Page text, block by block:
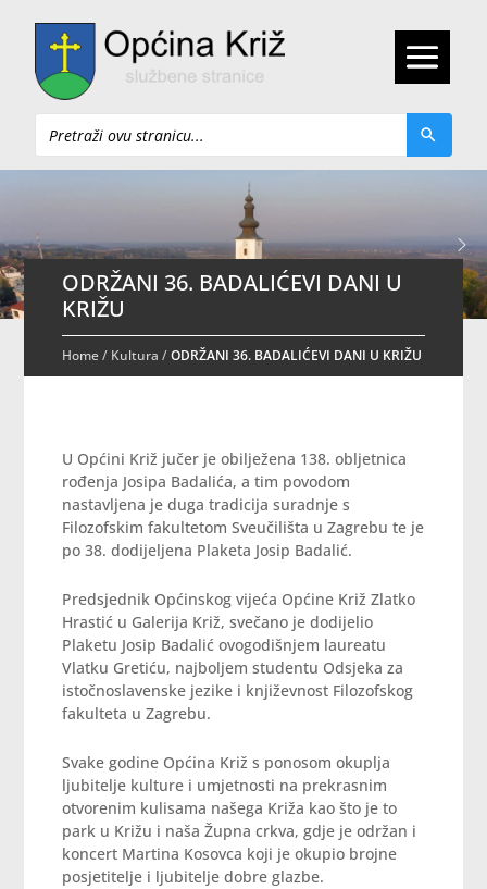
Pretraži
ODRŽANI 36. BADALIĆEVI DANI U
KRIŽU
Home/ Kultura /ODRŽANI 36. BADALIĆEVI DANI U KRIŽU
U Općini Križ jučer je obilježena 138. obljetnica
rođenja Josipa Badalića, a tim povodom
nastavljena je duga tradicija suradnje s
Filozofskim fakultetom Sveučilišta u Zagrebu te je
po 38. dodijeljena Plaketa Josip Badalić.
Predsjednik Općinskog vijeća Općine Križ Zlatko
Hrastić u Galerija Križ, svečano je dodijelio
Plaketu Josip Badalić ovogodišnjem laureatu
Vlatku Gretiću, najboljem studentu Odsjeka za
istočnoslavenske jezike i književnost Filozofskog
fakulteta u Zagrebu.
Svake godine Općina Križ s ponosom okuplja
ljubitelje kulture i umjetnosti na prekrasnim
otvorenim kulisama našega Križa kao što je to
park u Križu i naša Župna crkva, gdje je održan i
koncert Martina Kosovca koji je okupio brojne
posjetitelje i ljubitelje dobre glazbe.